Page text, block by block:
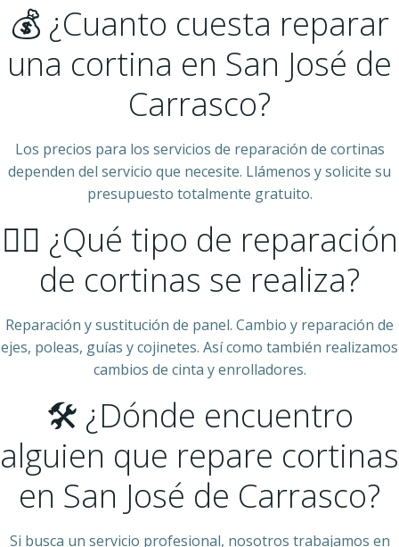
💰 ¿Cuanto cuesta reparar
una cortina en San José de
Carrasco?
Los precios para los servicios de reparación de cortinas
dependen del servicio que necesite. Llámenos y solicite su
presupuesto totalmente gratuito.
👷‍♂️ ¿Qué tipo de reparación
de cortinas se realiza?
Reparación y sustitución de panel. Cambio y reparación de
ejes, poleas, guías y cojinetes. Así como también realizamos
cambios de cinta y enrolladores.
🛠 ¿Dónde encuentro
alguien que repare cortinas
en San José de Carrasco?
Si busca un servicio profesional, nosotros trabajamos en